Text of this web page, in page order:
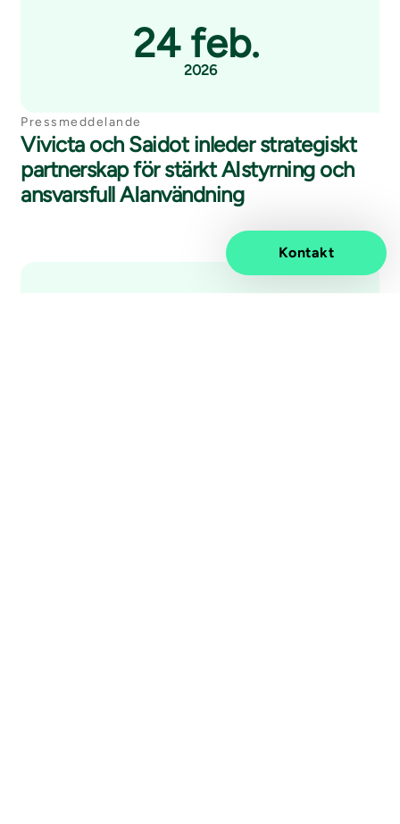
Kontakt
24 feb.
2026
Pressmeddelande
Vivicta och Saidot inleder strategiskt
partnerskap för stärkt AIstyrning och
ansvarsfull AIanvändning